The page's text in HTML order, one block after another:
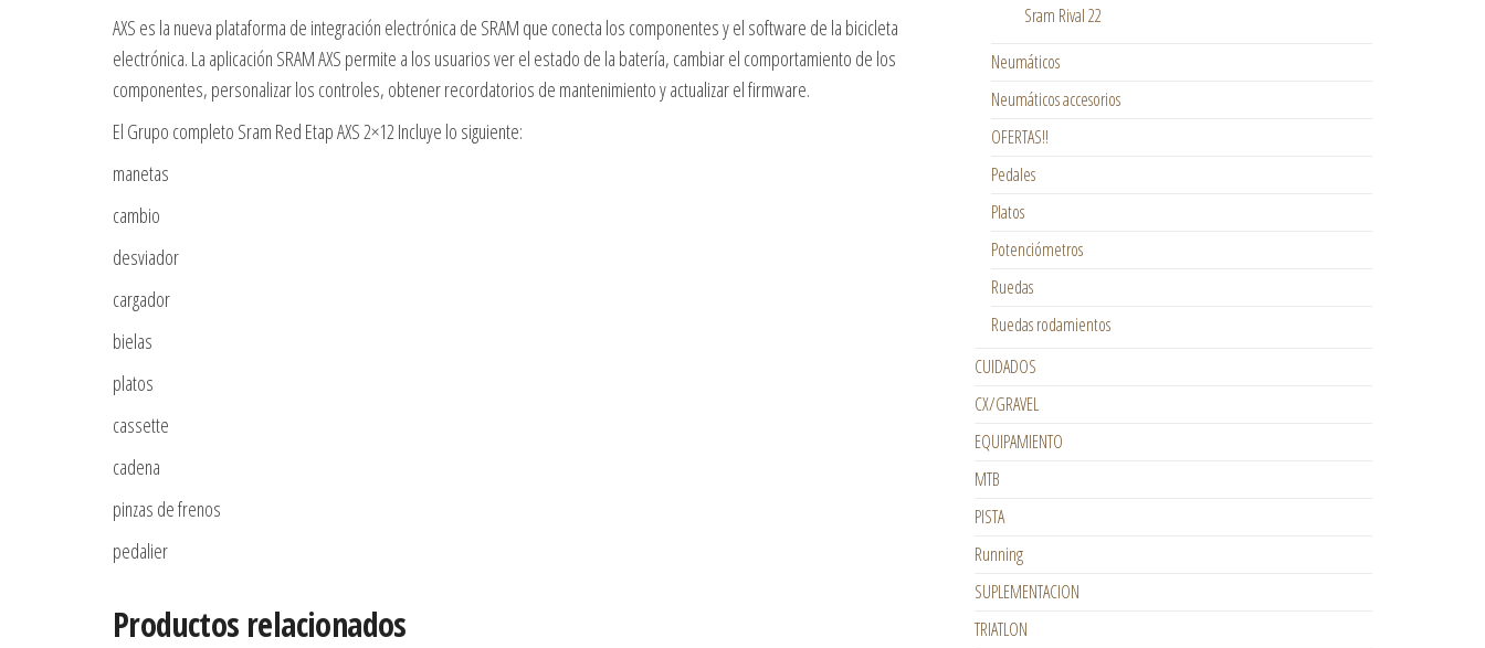
AXS es la nueva plataforma de integración electrónica de SRAM que conecta los componentes y el software de la bicicleta
electrónica. La aplicación SRAM AXS permite a los usuarios ver el estado de la batería, cambiar el comportamiento de los
componentes, personalizar los controles, obtener recordatorios de mantenimiento y actualizar el firmware.
El Grupo completo Sram Red Etap AXS 2×12 Incluye lo siguiente:
manetas
cambio
desviador
cargador
bielas
platos
cassette
cadena
pinzas de frenos
pedalier
Productos relacionados
Sram Rival 22
Neumáticos
Neumáticos accesorios
OFERTAS!!
Pedales
Platos
Potenciómetros
Ruedas
Ruedas rodamientos
CUIDADOS
CX/GRAVEL
EQUIPAMIENTO
MTB
PISTA
Running
SUPLEMENTACION
TRIATLON